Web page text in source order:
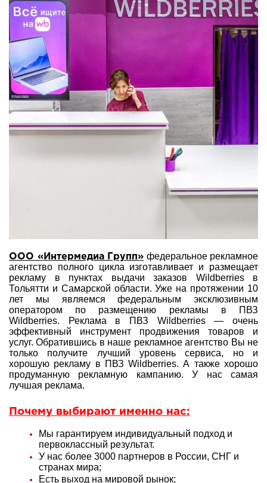
ООО «Интермедиа Групп» федеральное рекламное
агентство полного цикла изготавливает и размещает
рекламу в пунктах выдачи заказов Wildberries в
Тольятти и Самарской области. Уже на протяжении 10
лет мы являемся федеральным эксклюзивным
оператором по размещению рекламы в ПВЗ
Wildberries. Реклама в ПВЗ Wildberries — очень
эффективный инструмент продвижения товаров и
услуг. Обратившись в наше рекламное агентство Вы не
только получите лучший уровень сервиса, но и
хорошую рекламу в ПВЗ Wildberries. А также хорошо
продуманную рекламную кампанию. У нас самая
лучшая реклама.
Почему выбирают именно нас:
Мы гарантируем индивидуальный подход и
первоклассный результат.
У нас более 3000 партнеров в России, СНГ и
странах мира;
Есть выход на мировой рынок;